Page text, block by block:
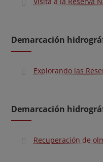
Demarcación
Explorando las
Demarcación
Recuperación de